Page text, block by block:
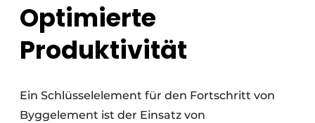
Optimierte
Produktivität
Ein Schlüsselelement für den Fortschritt von
Byggelement ist der Einsatz von